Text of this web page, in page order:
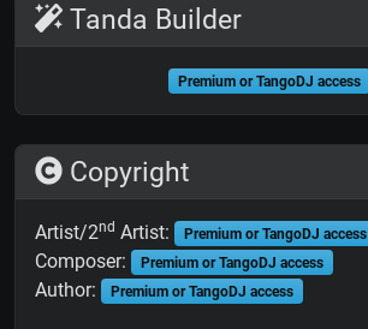
Tanda Builder
Premium or TangoDJ access
Copyright
Artist/2nd Artist: Premium or TangoDJ access
Composer: Premium or TangoDJ access
Author: Premium or TangoDJ access